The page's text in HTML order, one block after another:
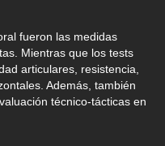
fueron las medidas
Mientras que los tests
articulares, resistencia,
Además, también
técnico-tácticas en